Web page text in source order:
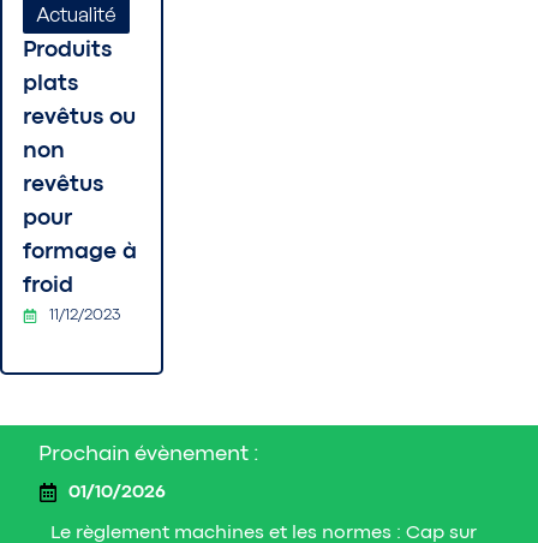
Actualité
Produits
plats
revêtus ou
non
revêtus
pour
formage à
froid
11/12/2023
Prochain évènement :
01/10/2026
Le règlement machines et les normes : Cap sur